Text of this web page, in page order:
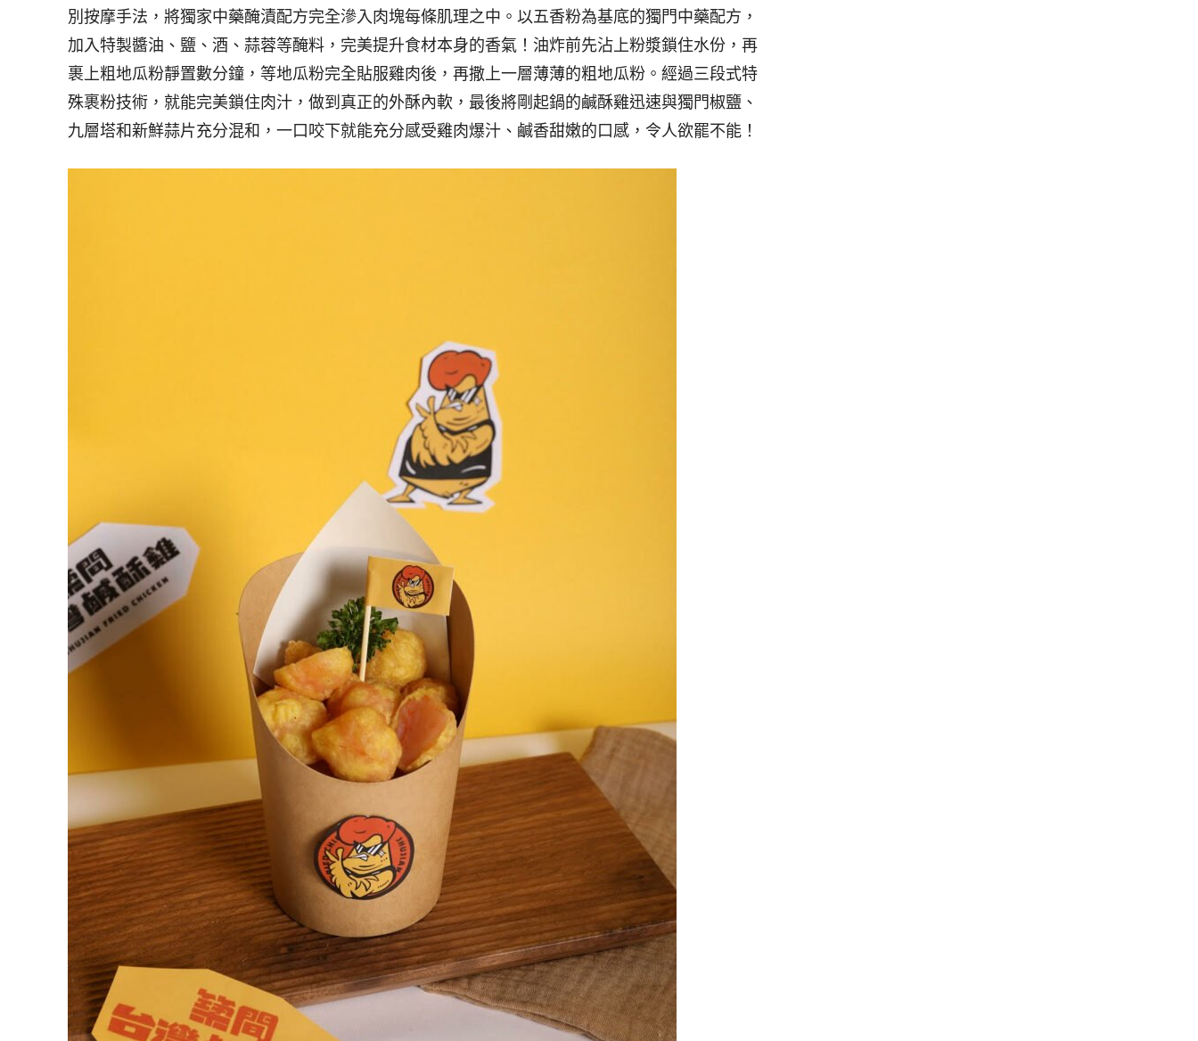
別按摩手法，將獨家中藥醃漬配方完全滲入肉塊每條肌理之中。以五香粉為基底的獨門中藥配方，
加入特製醬油、鹽、酒、蒜蓉等醃料，完美提升食材本身的香氣！油炸前先沾上粉漿鎖住水份，再
裹上粗地瓜粉靜置數分鐘，等地瓜粉完全貼服雞肉後，再撒上一層薄薄的粗地瓜粉。經過三段式特
殊裹粉技術，就能完美鎖住肉汁，做到真正的外酥內軟，最後將剛起鍋的鹹酥雞迅速與獨門椒鹽、
九層塔和新鮮蒜片充分混和，一口咬下就能充分感受雞肉爆汁、鹹香甜嫩的口感，令人欲罷不能！